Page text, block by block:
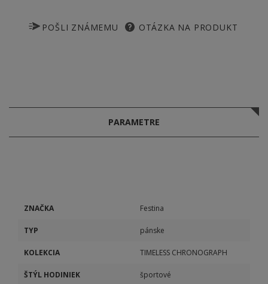
POŠLI ZNÁMEMU OTÁZKA NA PRODUKT
PARAMETRE
ZNAČKA Festina
TYP pánske
KOLEKCIA TIMELESS CHRONOGRAPH
ŠTÝL HODINIEK športové